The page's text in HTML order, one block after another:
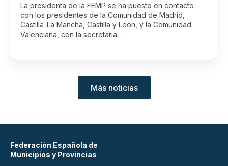
La presidenta de la FEMP se ha puesto en contacto
con los presidentes de la Comunidad de Madrid,
Castilla-La Mancha, Castilla y León, y la Comunidad
Valenciana, con la secretaria…
Más noticias
Federación Española de
Municipios y Provincias